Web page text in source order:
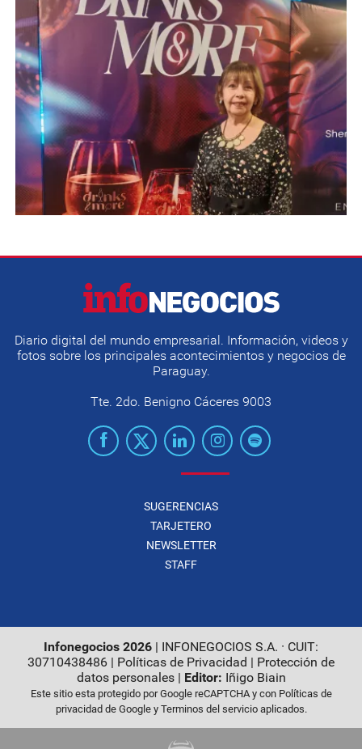
Diario digital del mundo empresarial. Información, videos y
fotos sobre los principales acontecimientos y negocios de
Paraguay.
Tte. 2do. Benigno Cáceres 9003
SUGERENCIAS
TARJETERO
NEWSLETTER
STAFF
Infonegocios 2026 | INFONEGOCIOS S.A. · CUIT:
30710438486 | Políticas de Privacidad | Protección de
datos personales| Editor: Iñigo Biain
Este sitio esta protegido por Google reCAPTCHA y con Políticas de
privacidad de Googley Terminos del servicioaplicados.